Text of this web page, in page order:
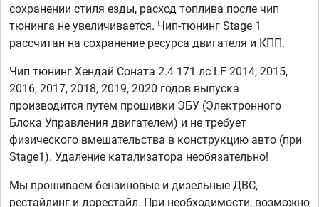
сохранении стиля езды, расход топлива после чип
тюнинга не увеличивается. Чип-тюнинг Stage 1
рассчитан на сохранение ресурса двигателя и КПП.
Чип тюнинг Хендай Соната 2.4 171 лс LF 2014, 2015,
2016, 2017, 2018, 2019, 2020 годов выпуска
производится путем прошивки ЭБУ (Электронного
Блока Управления двигателем) и не требует
физического вмешательства в конструкцию авто (при
Stage1). Удаление катализатора необязательно!
Мы прошиваем бензиновые и дизельные ДВС,
рестайлинг и дорестайл. При необходимости, возможно